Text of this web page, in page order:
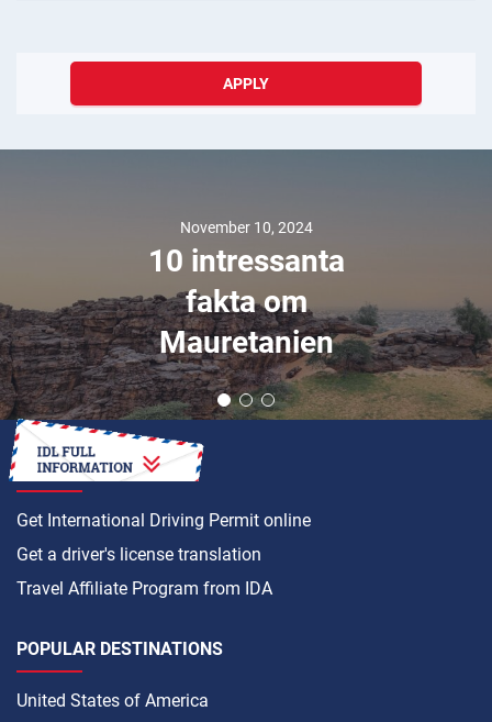
APPLY
November 10, 2024
10 intressanta
fakta om
Mauretanien
HOW TO
Get International Driving Permit online
Get a driver's license translation
Travel Affiliate Program from IDA
POPULAR DESTINATIONS
United States of America